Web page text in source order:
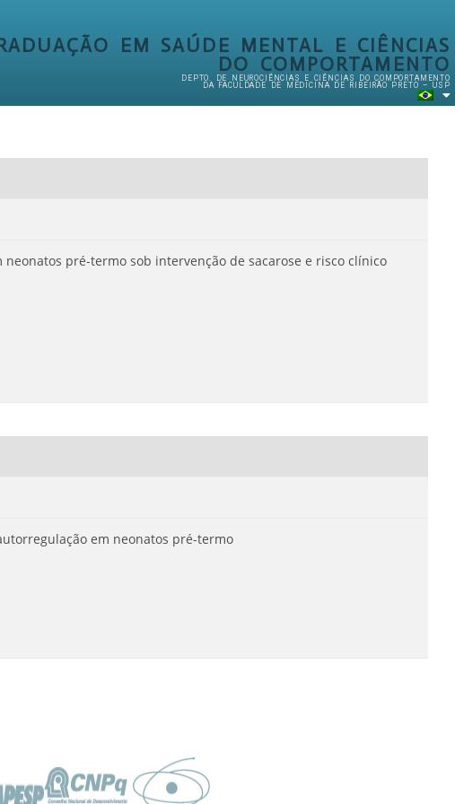
EM SAÚDE MENTAL E CIÊNCIAS
DO COMPORTAMENTO
DEPTO. DE NEUROCIÊNCIAS E CIÊNCIAS DO COMPORTAMENTO
DA FACULDADE DE MEDICINA DE RIBEIRÃO PRETO – USP
pré-termo sob intervenção de sacarose e risco clínico
em neonatos pré-termo